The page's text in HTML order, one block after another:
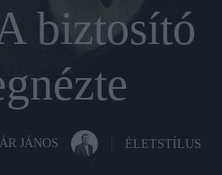
biztosító
JÁNOS ÉLETSTÍLUS